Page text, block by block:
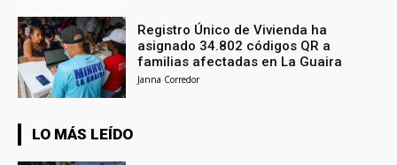
Registro Único de Vivienda ha
asignado 34.802 códigos QR a
familias afectadas en La Guaira
Janna Corredor
LO MÁS LEÍDO